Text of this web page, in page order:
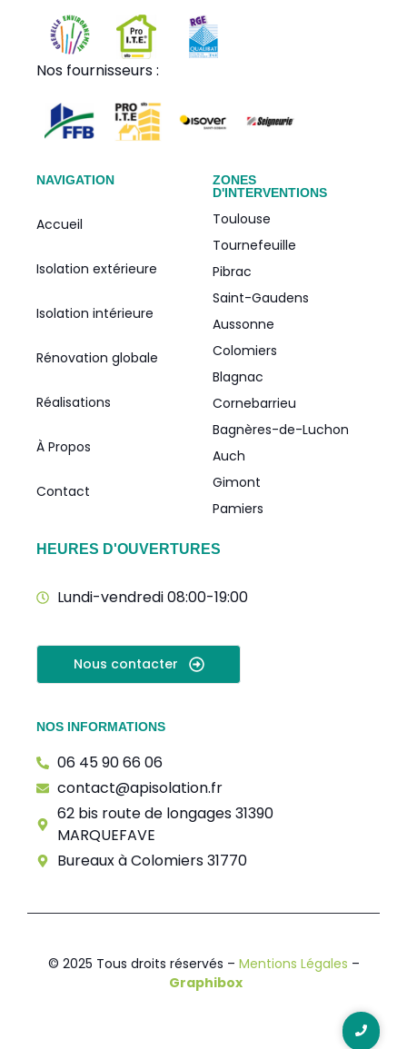
Nos fournisseurs :
NAVIGATION
Accueil
Isolation extérieure
Isolation intérieure
Rénovation globale
Réalisations
À Propos
Contact
ZONES
D'INTERVENTIONS
Toulouse
Tournefeuille
Pibrac
Saint-Gaudens
Aussonne
Colomiers
Blagnac
Cornebarrieu
Bagnères-de-Luchon
Auch
Gimont
Pamiers
HEURES D'OUVERTURES
Lundi-vendredi 08:00-19:00
Nous contacter
NOS INFORMATIONS
06 45 90 66 06
contact@apisolation.fr
62 bis route de longages 31390
MARQUEFAVE
Bureaux à Colomiers 31770
© 2025 Tous droits réservés – Mentions Légales –
Graphibox